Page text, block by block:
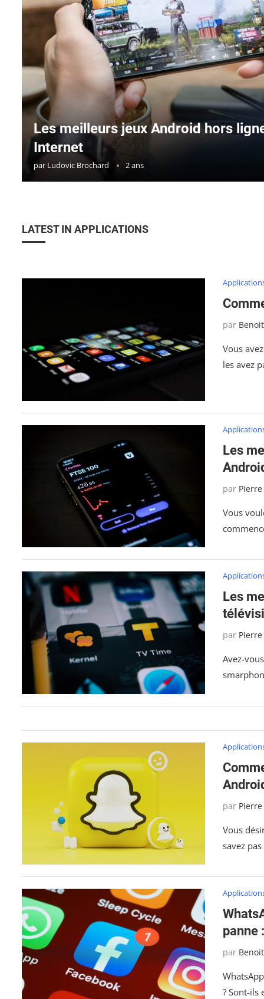
Les meilleurs jeux Android hors
Internet
par Ludovic Brochard 2 ans
LATEST IN APPLICATIONS
par Benoit
Vous
les avez
Les
par
Vous
Les
par
Avez-
par
Vous
savez
panne
par Benoit
? Sont-ils